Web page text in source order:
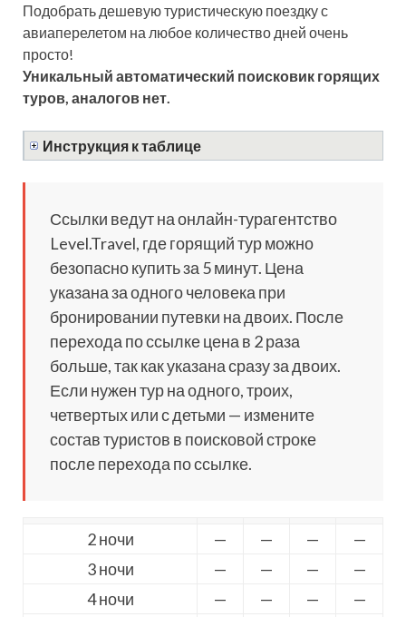
Подобрать дешевую туристическую поездку с
авиаперелетом на любое количество дней очень
просто!
Уникальный автоматический поисковик горящих
туров, аналогов нет.
Инструкция к таблице
Ссылки ведут на онлайн-турагентство
Level.Travel, где горящий тур можно
безопасно купить за 5 минут. Цена
указана за одного человека при
бронировании путевки на двоих. После
перехода по ссылке цена в 2 раза
больше, так как указана сразу за двоих.
Если нужен тур на одного, троих,
четвертых или с детьми — измените
состав туристов в поисковой строке
после перехода по ссылке.
2 ночи — — —
—
3 ночи
— — —
—
4 ночи
— — —
—